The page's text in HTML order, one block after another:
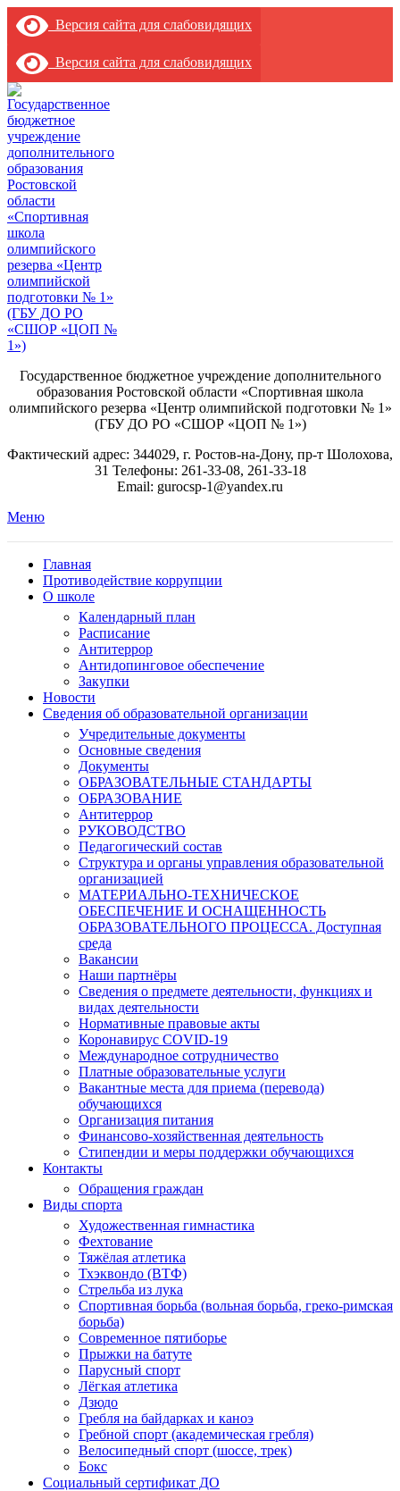
Версия сайта для слабовидящих
Версия сайта для слабовидящих
Государственное бюджетное учреждение дополнительного
образования Ростовской области «Спортивная школа
олимпийского резерва «Центр олимпийской подготовки № 1»
(ГБУ ДО РО «СШОР «ЦОП № 1»)
Фактический адрес: 344029, г. Ростов-на-Дону, пр-т Шолохова,
31 Телефоны: 261-33-08, 261-33-18
Email: gurocsp-1@yandex.ru
Меню
Главная
Противодействие коррупции
О школе
Календарный план
Расписание
Антитеррор
Антидопинговое обеспечение
Закупки
Новости
Сведения об образовательной организации
Учредительные документы
Основные сведения
Документы
ОБРАЗОВАТЕЛЬНЫЕ СТАНДАРТЫ
ОБРАЗОВАНИЕ
Антитеррор
РУКОВОДСТВО
Педагогический состав
Структура и органы управления образовательной
организацией
МАТЕРИАЛЬНО-ТЕХНИЧЕСКОЕ
ОБЕСПЕЧЕНИЕ И ОСНАЩЕННОСТЬ
ОБРАЗОВАТЕЛЬНОГО ПРОЦЕССА. Доступная
среда
Вакансии
Наши партнёры
Сведения о предмете деятельности, функциях и
видах деятельности
Нормативные правовые акты
Коронавирус COVID-19
Международное сотрудничество
Платные образовательные услуги
Вакантные места для приема (перевода)
обучающихся
Организация питания
Финансово-хозяйственная деятельность
Стипендии и меры поддержки обучающихся
Контакты
Обращения граждан
Виды спорта
Художественная гимнастика
Фехтование
Тяжёлая атлетика
Тхэквондо (ВТФ)
Стрельба из лука
Спортивная борьба (вольная борьба, греко-римская
борьба)
Современное пятиборье
Прыжки на батуте
Парусный спорт
Лёгкая атлетика
Дзюдо
Гребля на байдарках и каноэ
Гребной спорт (академическая гребля)
Велосипедный спорт (шоссе, трек)
Бокс
Социальный сертификат ДО